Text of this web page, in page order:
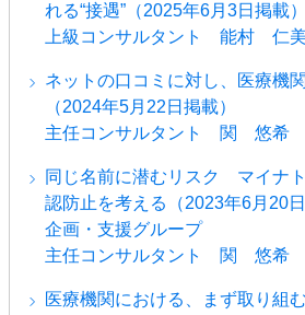
れる“接遇”（2025年6月3日掲載）
上級コンサルタント 能村 仁美
ネットの口コミに対し、医療機
（2024年5月22日掲載）
主任コンサルタント 関 悠希
同じ名前に潜むリスク マイナ
認防止を考える（2023年6月20日
企画・支援グループ
主任コンサルタント 関 悠希
医療機関における、まず取り組